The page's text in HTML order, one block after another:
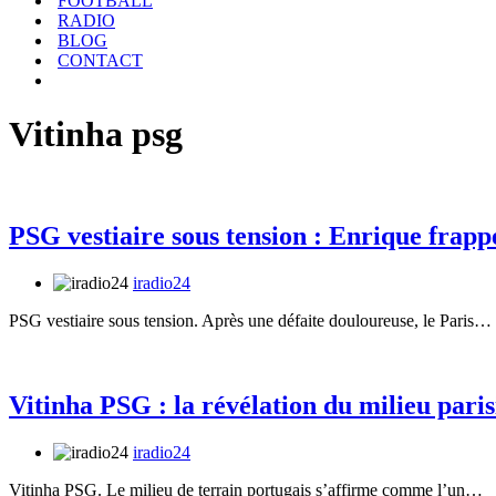
RADIO
BLOG
CONTACT
Vitinha psg
PSG vestiaire sous tension : Enrique
iradio24
PSG vestiaire sous tension. Après une défaite douloureuse, le Paris…
Vitinha PSG : la révélation du milieu
iradio24
Vitinha PSG. Le milieu de terrain portugais s’affirme comme l’un…